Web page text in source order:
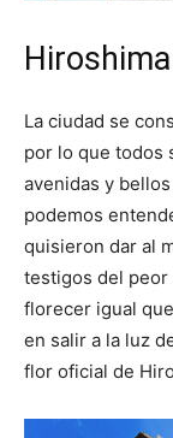
Hiroshima
La ciudad se
por lo que todos
avenidas y
podemos
quisieron dar al
testigos del peor
florecer igual
en salir a la luz
flor oficial de